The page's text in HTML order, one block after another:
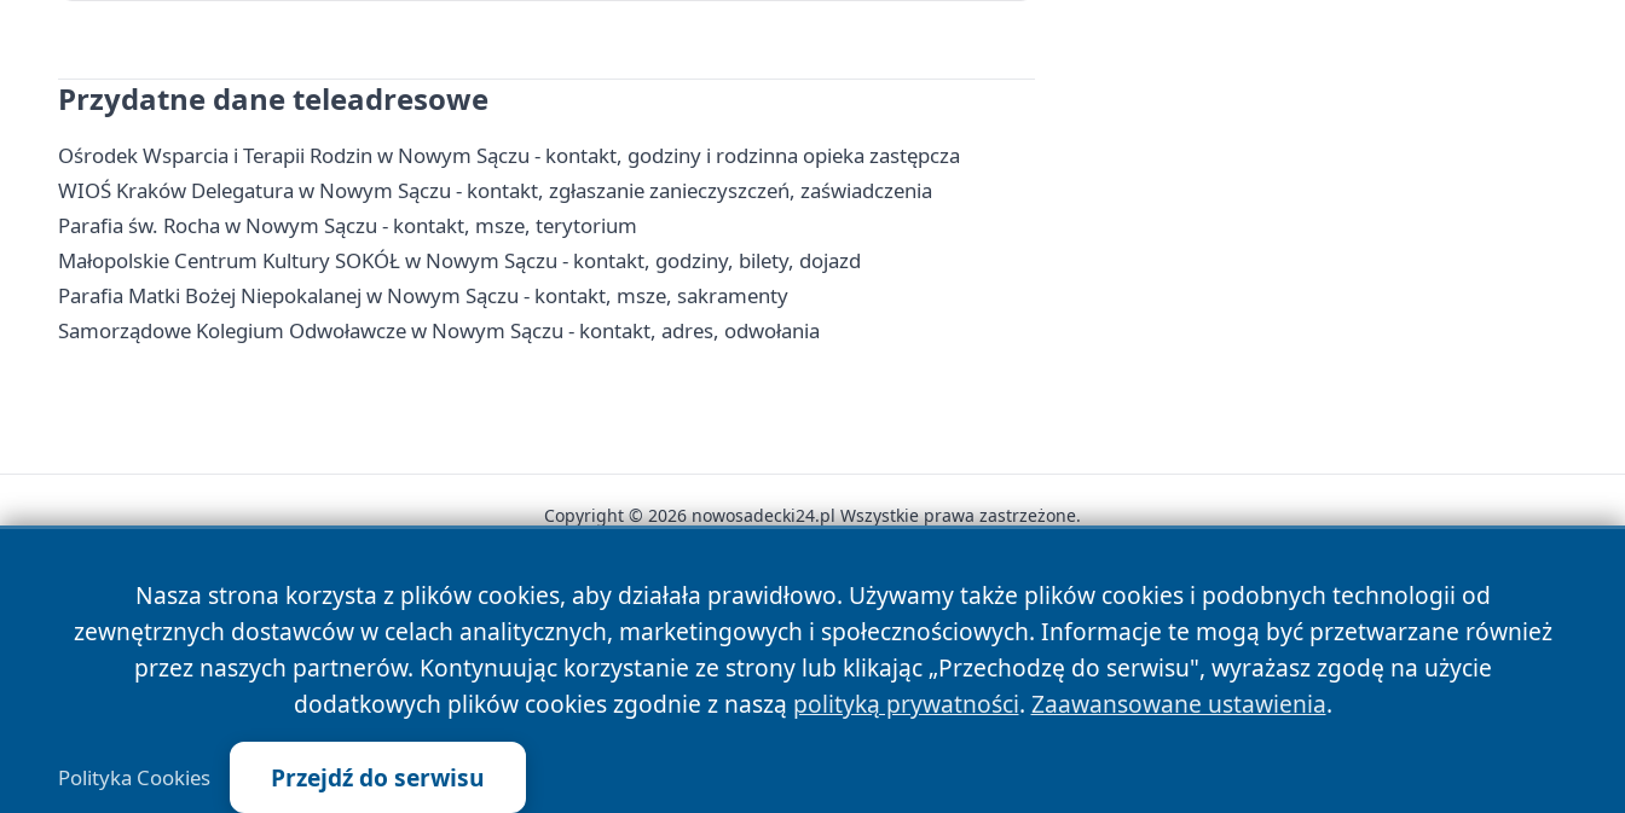
Przydatne dane teleadresowe
Ośrodek Wsparcia i Terapii Rodzin w Nowym Sączu - kontakt, godziny i rodzinna opieka zastępcza
WIOŚ Kraków Delegatura w Nowym Sączu - kontakt, zgłaszanie zanieczyszczeń, zaświadczenia
Parafia św. Rocha w Nowym Sączu - kontakt, msze, terytorium
Małopolskie Centrum Kultury SOKÓŁ w Nowym Sączu - kontakt, godziny, bilety, dojazd
Parafia Matki Bożej Niepokalanej w Nowym Sączu - kontakt, msze, sakramenty
Samorządowe Kolegium Odwoławcze w Nowym Sączu - kontakt, adres, odwołania
Nasza strona korzysta z plików cookies, aby działała prawidłowo. Używamy także plików cookies i podobnych technologii od
zewnętrznych dostawców w celach analitycznych, marketingowych i społecznościowych. Informacje te mogą być przetwarzane również
przez naszych partnerów. Kontynuując korzystanie ze strony lub klikając „Przechodzę do serwisu", wyrażasz zgodę na użycie
dodatkowych plików cookies zgodnie z naszą polityką prywatności. Zaawansowane ustawienia.
Polityka Cookies Przejdź do serwisu
Copyright © 2026 nowosadecki24.pl Wszystkie prawa zastrzeżone.
News Autorzy Polityka Prywatności Polityka Cookies